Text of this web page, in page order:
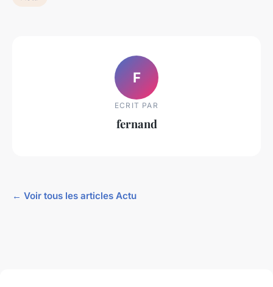
F
ECRIT PAR
fernand
← Voir tous les articles Actu